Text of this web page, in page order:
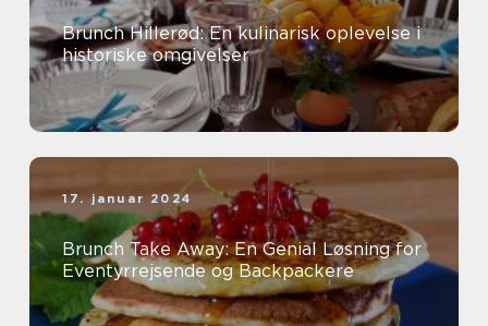
Brunch Hillerød: En kulinarisk oplevelse i
historiske omgivelser
17. januar 2024
Brunch Take Away: En Genial Løsning for
Eventyrrejsende og Backpackere